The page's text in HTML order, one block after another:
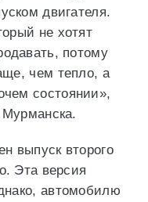
двигателя.
не хотят
потому
чем тепло, а
состоянии»,
выпуск второго
Эта версия
автомобилю